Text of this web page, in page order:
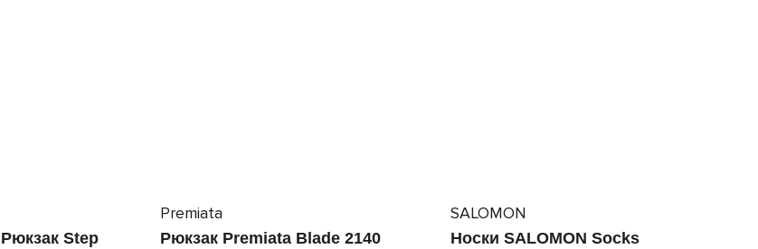
Step
Premiata
Рюкзак Premiata Blade 2140
SALOMON
Носки SALOMON Socks